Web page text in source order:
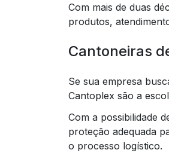
Com mais de duas
produtos,
Cantoneiras
Se sua empresa
Cantoplex são a
Com a possibilidade
proteção adequada
o processo logístico.